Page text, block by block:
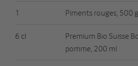
1 Piments rouges, 500 g
6 cl
Premium Bio Suisse
pomme, 200 ml